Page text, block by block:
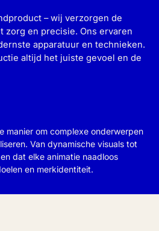
– wij verzorgen de
zorg en precisie. Ons ervaren
apparatuur en technieken.
altijd het juiste gevoel en de
manier om complexe onderwerpen
Van dynamische visuals tot
dat elke animatie naadloos
en merkidentiteit.